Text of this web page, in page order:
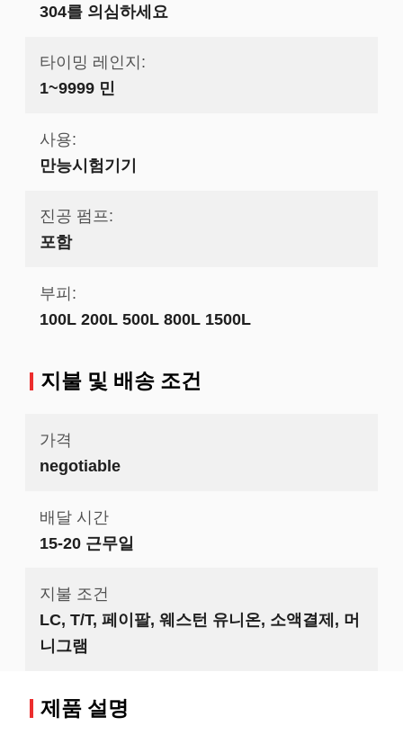
304를 의심하세요
타이밍 레인지:
1~9999 민
사용:
만능시험기기
진공 펌프:
포함
부피:
100L 200L 500L 800L 1500L
지불 및 배송 조건
가격
negotiable
배달 시간
15-20 근무일
지불 조건
LC, T/T, 페이팔, 웨스턴 유니온, 소액결제, 머
니그램
제품 설명